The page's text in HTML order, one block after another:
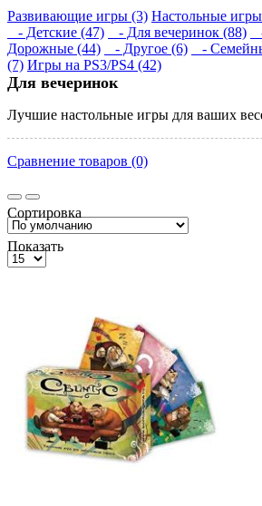
Развивающие игры (3) Настольные
- Детские (47)
- Для вечеринок (88)
Дорожные (44)
- Другое (6) -
(7) Игры на PS3/PS4 (42)
Для вечеринок
Лучшие настольные игры для ваших
Сравнение товаров (0)
Сортировка
Показать